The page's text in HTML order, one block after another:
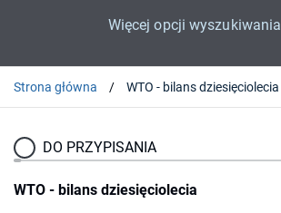
Więcej opcji wyszukiwania
Strona główna WTO - bilans dziesięciolecia
DO PRZYPISANIA
WTO - bilans dziesięciolecia